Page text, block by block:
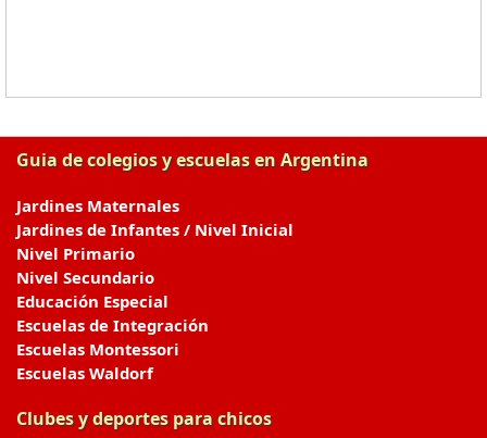
Guia de colegios y escuelas en Argentina
Jardines Maternales
Jardines de Infantes / Nivel Inicial
Nivel Primario
Nivel Secundario
Educación Especial
Escuelas de Integración
Escuelas Montessori
Escuelas Waldorf
Clubes y deportes para chicos